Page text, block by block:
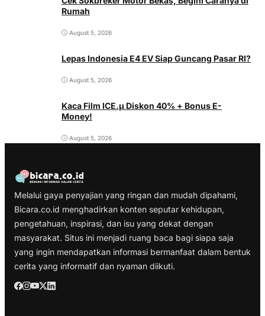
Rumah
August 5, 2026
Lepas Indonesia E4 EV Siap Guncang Pasar RI?
August 5, 2026
Kaca Film ICE.µ Diskon 40% + Bonus E-
Money!
August 5, 2026
Melalui gaya penyajian yang ringan dan mudah dipahami,
Bicara.co.id menghadirkan konten seputar kehidupan,
pengetahuan, inspirasi, dan isu yang dekat dengan
masyarakat. Situs ini menjadi ruang baca bagi siapa saja
yang ingin mendapatkan informasi bermanfaat dalam bentuk
cerita yang informatif dan nyaman diikuti.